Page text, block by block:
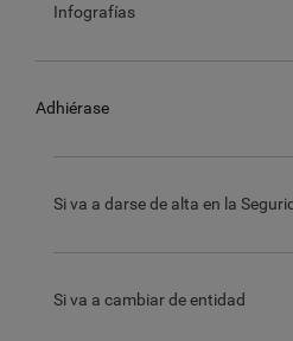
Infografías
Adhiérase
Si va a darse de alta en la
Si va a cambiar de entidad